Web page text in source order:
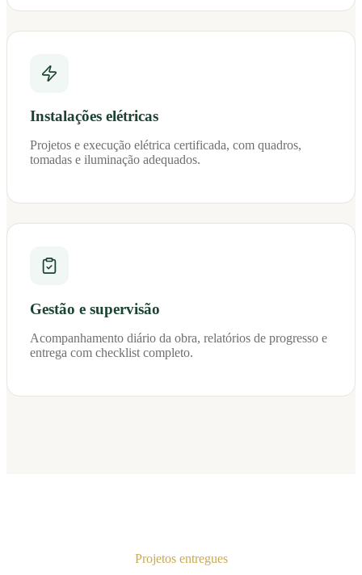
Instalações elétricas
Projetos e execução elétrica certificada, com quadros,
tomadas e iluminação adequados.
Gestão e supervisão
Acompanhamento diário da obra, relatórios de progresso e
entrega com checklist completo.
Projetos entregues